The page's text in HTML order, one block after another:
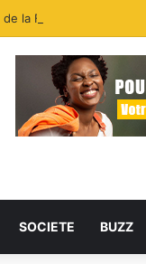
la FIFA : la CAF fait
SOCIETE BUZZ